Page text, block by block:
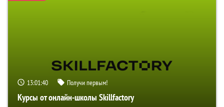
13:01:39 Получи первым!
Курсы от онлайн-школы Skillfactory